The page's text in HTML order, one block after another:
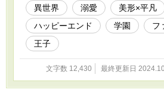
かなりやりこんでいてシナリオなどもきち
ちゃけ 「ラスボスのスペックで転生でき
たちと敵対しなきゃいいだけだし俺の新た
と、舐め腐っていた。 そんで俺は殺され
というのはちょっと語弊があるかもしれな
ゃんと全人類の敵となって、ちゃんと正
生ジ・エンド⭐︎である。 ､､､と思ってたん
気まぐれなのか。俺はまたまた新たな人
の記憶を引き継いだまま。 前前世のこと
異世界 溺愛 美形×平凡
ハッピーエンド
学園
フ
王子
文字数 12,430 最終更新日